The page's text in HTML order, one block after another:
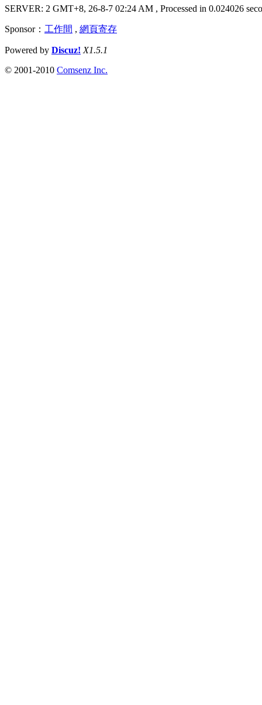
SERVER: 2 GMT+8, 26-8-7 02:24 AM , Processed in 0.024026
Sponsor： 工作間 , 網頁寄存
Powered by Discuz! X1.5.1
© 2001-2010 Comsenz Inc.